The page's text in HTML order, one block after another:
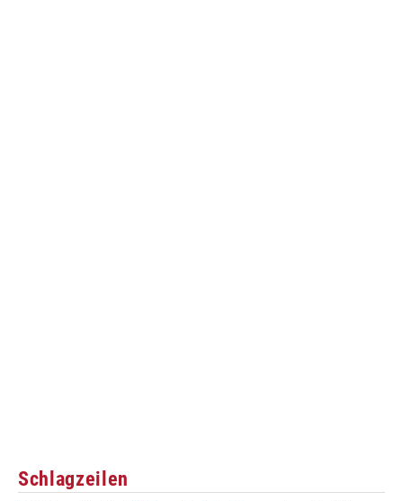
Schlagzeilen